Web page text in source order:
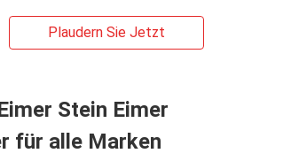
Plaudern Sie Jetzt
Stein Eimer
für alle Marken